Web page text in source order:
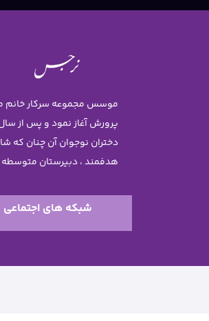
پرورش آغاز نمود و پس از
هدفمند ، دبیرستان متوسطه 1 نرجس در سال 1383 و دبستان نرجس در سال 1385 تاسیس گردید .
شبکه های اجتماعی